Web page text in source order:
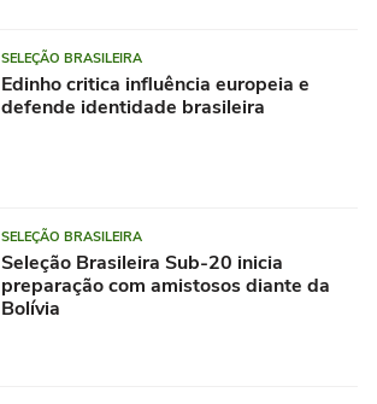
SELEÇÃO BRASILEIRA
Edinho critica influência europeia e
defende identidade brasileira
SELEÇÃO BRASILEIRA
Seleção Brasileira Sub-20 inicia
preparação com amistosos diante da
Bolívia